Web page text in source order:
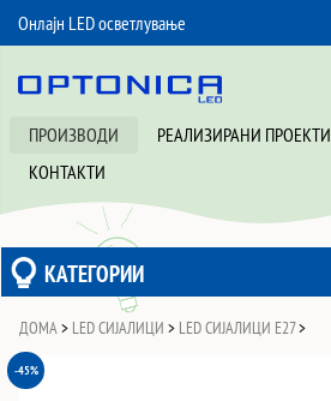
Онлајн LED осветлување
ПРОИЗВОДИ РЕАЛИЗИРАНИ ПРОЕКТИ
КОНТАКТИ
КАТЕГОРИИ
ДОМА > LED СИЈАЛИЦИ > LED СИЈАЛИЦИ Е27>
-45%